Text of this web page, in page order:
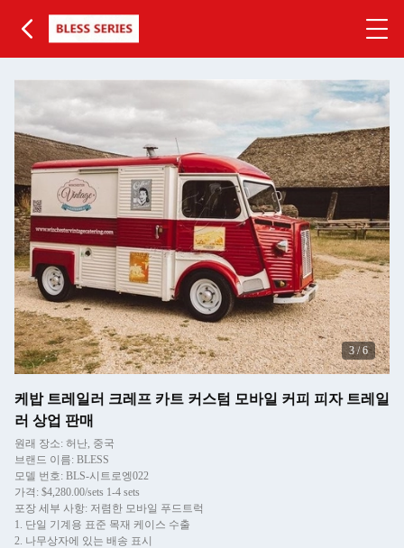
3/6
케밥 트레일러 크레프 카트 커스텀 모바일 커피 피자 트레일
러 상업 판매
원래 장소: 허난, 중국
브랜드 이름: BLESS
모델 번호: BLS-시트로엥022
가격: $4,280.00/sets 1-4 sets
포장 세부 사항: 저렴한 모바일 푸드트럭
1. 단일 기계용 표준 목재 케이스 수출
2. 나무상자에 있는 배송 표시